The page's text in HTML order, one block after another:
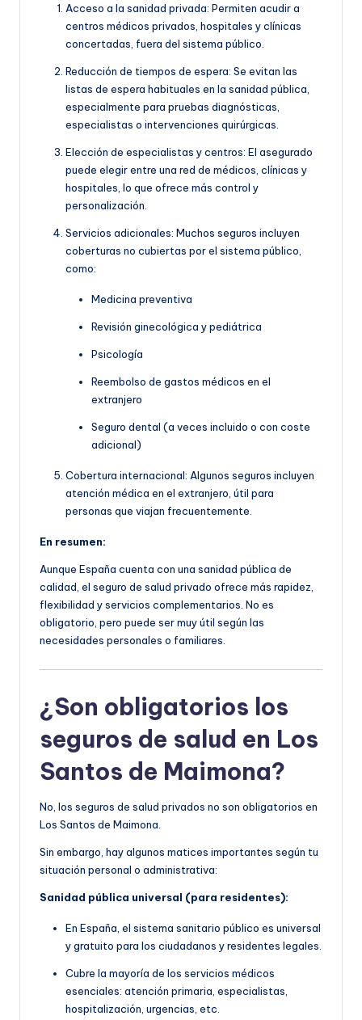
Acceso a la sanidad privada: Permiten acudir a
centros médicos privados, hospitales y clínicas
concertadas, fuera del sistema público.
Reducción de tiempos de espera: Se evitan las
listas de espera habituales en la sanidad pública,
especialmente para pruebas diagnósticas,
especialistas o intervenciones quirúrgicas.
Elección de especialistas y centros: El asegurado
puede elegir entre una red de médicos, clínicas y
hospitales, lo que ofrece más control y
personalización.
Servicios adicionales: Muchos seguros incluyen
coberturas no cubiertas por el sistema público,
como:
Medicina preventiva
Revisión ginecológica y pediátrica
Psicología
Reembolso de gastos médicos en el
extranjero
Seguro dental (a veces incluido o con coste
adicional)
Cobertura internacional: Algunos seguros incluyen
atención médica en el extranjero, útil para
personas que viajan frecuentemente.
En resumen:
Aunque España cuenta con una sanidad pública de
calidad, el seguro de salud privado ofrece más rapidez,
flexibilidad y servicios complementarios. No es
obligatorio, pero puede ser muy útil según las
necesidades personales o familiares.
¿Son obligatorios los
seguros de salud en Los
Santos de Maimona?
No, los seguros de salud privados no son obligatorios en
Los Santos de Maimona.
Sin embargo, hay algunos matices importantes según tu
situación personal o administrativa:
Sanidad pública universal (para residentes):
En España, el sistema sanitario público es universal
y gratuito para los ciudadanos y residentes legales.
Cubre la mayoría de los servicios médicos
esenciales: atención primaria, especialistas,
hospitalización, urgencias, etc.